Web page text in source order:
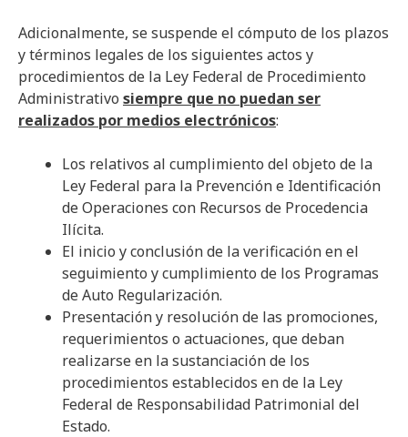
Adicionalmente, se suspende el cómputo de los plazos
y términos legales de los siguientes actos y
procedimientos de la Ley Federal de Procedimiento
Administrativo siempre que no puedan ser
realizados por medios electrónicos:
Los relativos al cumplimiento del objeto de la
Ley Federal para la Prevención e Identificación
de Operaciones con Recursos de Procedencia
Ilícita.
El inicio y conclusión de la verificación en el
seguimiento y cumplimiento de los Programas
de Auto Regularización.
Presentación y resolución de las promociones,
requerimientos o actuaciones, que deban
realizarse en la sustanciación de los
procedimientos establecidos en de la Ley
Federal de Responsabilidad Patrimonial del
Estado.